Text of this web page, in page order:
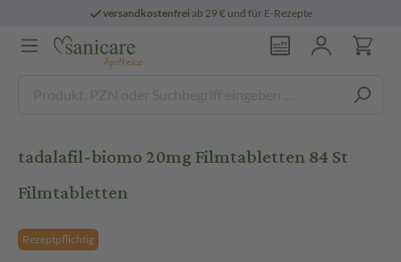
versandkostenfreiab 29 € und für E-Rezepte
tadalafil-biomo 20mg Filmtabletten 84 St
Filmtabletten
Rezeptpflichtig